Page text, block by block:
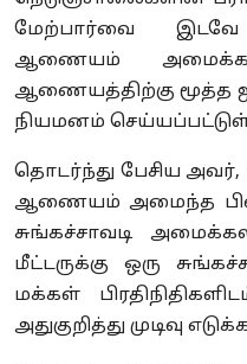
மேற்பார்வை
ஆணையம்
ஆணையத்திற்கு மூத்த
நியமனம்
தொடர்ந்து பேசிய
ஆணையம் அமைந்த பின்
சுங்கச்சாவடி
மீட்டருக்கு ஒரு
மக்கள்
அதுகுறித்து முடிவு